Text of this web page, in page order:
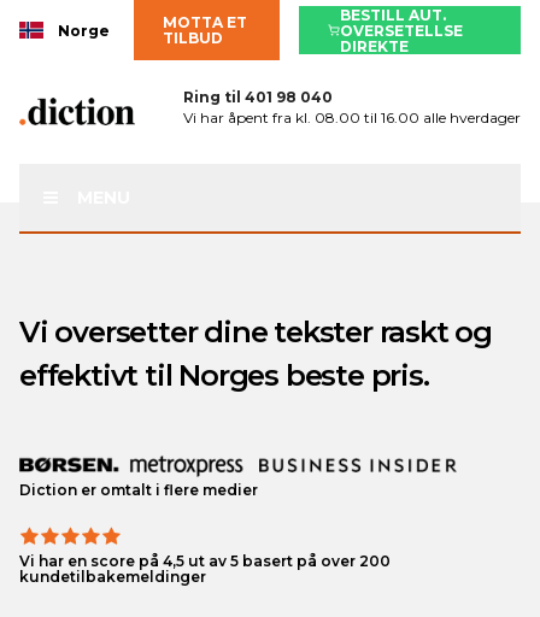
Norge
MOTTA ET
TILBUD
BESTILL AUT.
OVERSETELLSE
DIREKTE
Ring til 401 98 040
Vi har åpent fra kl. 08.00 til 16.00 alle hverdager
Vi oversetter dine tekster raskt og
effektivt til Norges beste pris.
Diction er omtalt i flere medier
Vi har en score på 4,5 ut av 5 basert på over 200
kundetilbakemeldinger